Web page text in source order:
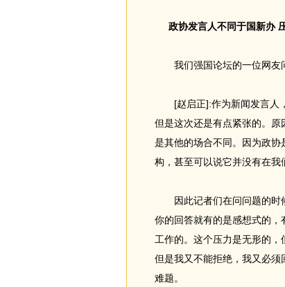
政协发言人不同于国新办
我们强国论坛的一位网友
[赵启正]:作为新闻发言人，
但是这次还是有点紧张的。
是其他的场合不同。因为政
构，甚至可以说它并没有在我
因此记者们在问问题的时
你的回答就有的是感想式的
工作的。这个压力是无形的，
但是我又不能拒绝，我又必
难题。